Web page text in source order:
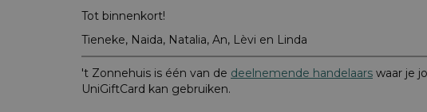
Tot binnenkort!
Tieneke, Naida, Natalia, An, Lèvi en Linda
't Zonnehuis is één van de deelnemende handelaars waar je
UniGiftCard kan gebruiken.